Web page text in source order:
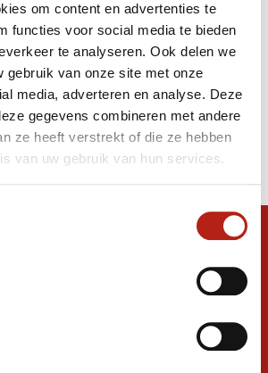
om content en advertenties te
functies voor social media te bieden
te analyseren. Ook delen we
gebruik van onze site met onze
media, adverteren en analyse. Deze
gegevens combineren met andere
ze heeft verstrekt of die ze hebben
van uw gebruik van hun services.
Producten getagd met
Axis gebogen Thai Pads
en we helpen je